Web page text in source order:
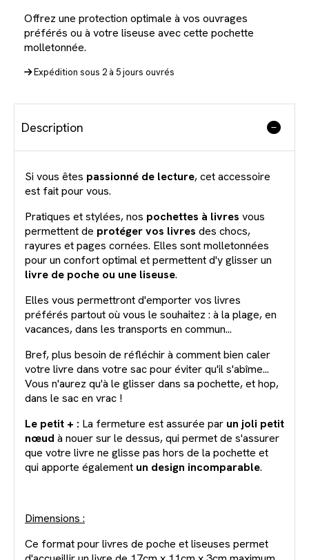
Offrez une protection optimale à vos ouvrages
préférés ou à votre liseuse avec cette pochette
molletonnée.
Expédition sous 2 à 5 jours ouvrés
Description
Si vous êtes passionné de lecture, cet accessoire
est fait pour vous.
Pratiques et stylées, nos pochettes à livres vous
permettent de protéger vos livres des chocs,
rayures et pages cornées. Elles sont molletonnées
pour un confort optimal et permettent d'y glisser un
livre de poche ou une liseuse.
Elles vous permettront d'emporter vos livres
préférés partout où vous le souhaitez : à la plage, en
vacances, dans les transports en commun...
Bref, plus besoin de réfléchir à comment bien caler
votre livre dans votre sac pour éviter qu'il s'abîme...
Vous n'aurez qu'à le glisser dans sa pochette, et hop,
dans le sac en vrac !
Le petit + : La fermeture est assurée par un joli petit
nœud à nouer sur le dessus, qui permet de s'assurer
que votre livre ne glisse pas hors de la pochette et
qui apporte également un design incomparable.
Dimensions :
Ce format pour livres de poche et liseuses permet